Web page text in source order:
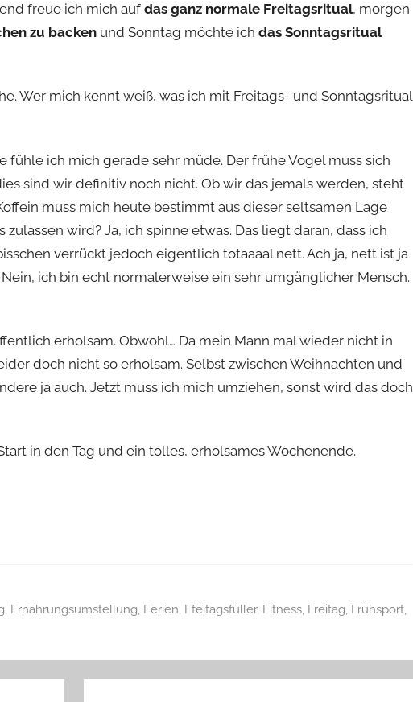
freue ich mich aufdas ganz normale Freitagsritual, morgen
zu backen und Sonntag möchte ich das Sonntagsritual
Wer mich kennt weiß, was ich mit Freitags- und Sonntagsritual
fühle ich mich gerade sehr müde. Der frühe Vogel muss sich
sind wir definitiv noch nicht. Ob wir das jemals werden, steht
muss mich heute bestimmt aus dieser seltsamen Lage
wird? Ja, ich spinne etwas. Das liegt daran, dass ich
verrückt jedoch eigentlich totaaaal nett. Ach ja, nett ist ja
ich bin echt normalerweise ein sehr umgänglicher Mensch.
erholsam. Obwohl… Da mein Mann mal wieder nicht in
doch nicht so erholsam. Selbst zwischen Weihnachten und
ja auch. Jetzt muss ich mich umziehen, sonst wird das doch
in den Tag und ein tolles, erholsames Wochenende.
Ernährungsumstellung Ferien Ffeitagsfüller, Fitness, Freitag Frühsport,